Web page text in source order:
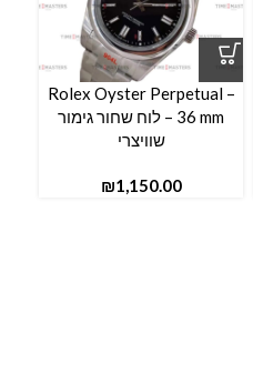
Rolex Oyster Perpetual –
36 mm – לוח שחור גימור
שוויצרי
₪